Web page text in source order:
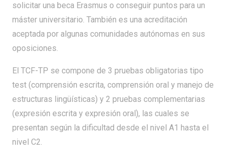
solicitar una beca Erasmus o conseguir puntos para un
máster universitario. También es una acreditación
aceptada por algunas comunidades autónomas en sus
oposiciones.
El TCF-TP se compone de 3 pruebas obligatorias tipo
test (comprensión escrita, comprensión oral y manejo de
estructuras lingüísticas) y 2 pruebas complementarias
(expresión escrita y expresión oral), las cuales se
presentan según la dificultad desde el nivel A1 hasta el
nivel C2.